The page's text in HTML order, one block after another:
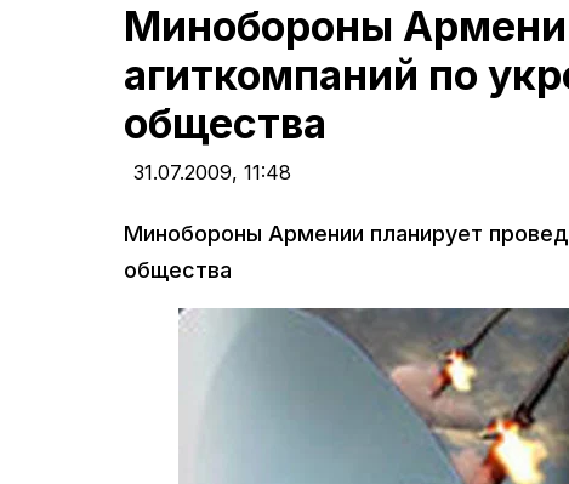
Минобороны
агиткомпаний по
общества
31.07.2009, 11:48
Минобороны Армении планирует
общества